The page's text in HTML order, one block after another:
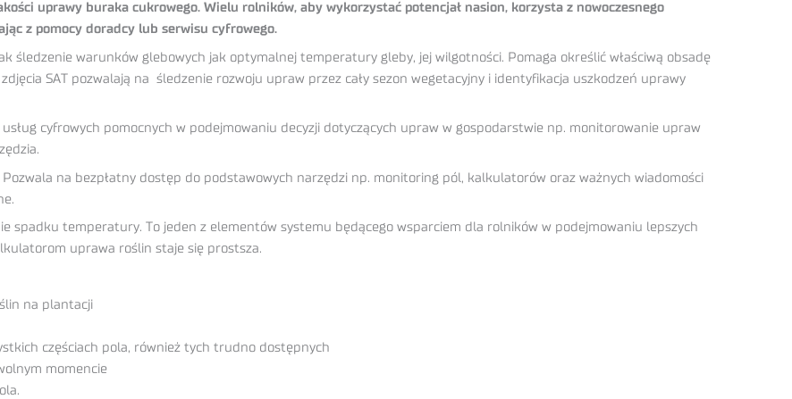
uprawy buraka cukrowego. Wielu rolników, aby wykorzystać potencjał nasion, korzysta z nowoczesnego
z pomocy doradcy lub serwisu cyfrowego.
śledzenie warunków glebowych jak optymalnej temperatury gleby, jej wilgotności. Pomaga określić właściwą obsadę
SAT pozwalają na śledzenie rozwoju upraw przez cały sezon wegetacyjny i identyfikacja uszkodzeń uprawy
cyfrowych pomocnych w podejmowaniu decyzji dotyczących upraw w gospodarstwie np. monitorowanie upraw
na bezpłatny dostęp do podstawowych narzędzi np. monitoring pól, kalkulatorów oraz ważnych wiadomości
spadku temperatury. To jeden z elementów systemu będącego wsparciem dla rolników w podejmowaniu lepszych
uprawa roślin staje się prostsza.
na plantacji
częściach pola, również tych trudno dostępnych
momencie